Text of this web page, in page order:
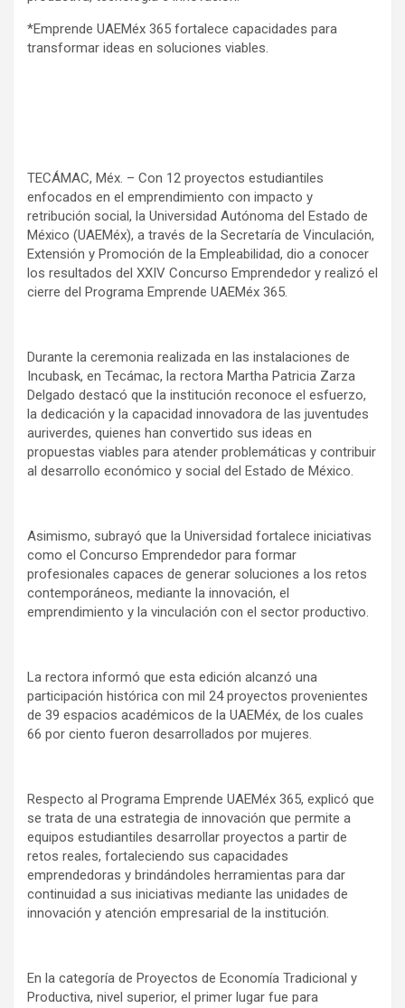
*Emprende UAEMéx 365 fortalece capacidades para
transformar ideas en soluciones viables.
TECÁMAC, Méx. – Con 12 proyectos estudiantiles
enfocados en el emprendimiento con impacto y
retribución social, la Universidad Autónoma del Estado de
México (UAEMéx), a través de la Secretaría de Vinculación,
Extensión y Promoción de la Empleabilidad, dio a conocer
los resultados del XXIV Concurso Emprendedor y realizó el
cierre del Programa Emprende UAEMéx 365.
Durante la ceremonia realizada en las instalaciones de
Incubask, en Tecámac, la rectora Martha Patricia Zarza
Delgado destacó que la institución reconoce el esfuerzo,
la dedicación y la capacidad innovadora de las juventudes
auriverdes, quienes han convertido sus ideas en
propuestas viables para atender problemáticas y contribuir
al desarrollo económico y social del Estado de México.
Asimismo, subrayó que la Universidad fortalece iniciativas
como el Concurso Emprendedor para formar
profesionales capaces de generar soluciones a los retos
contemporáneos, mediante la innovación, el
emprendimiento y la vinculación con el sector productivo.
La rectora informó que esta edición alcanzó una
participación histórica con mil 24 proyectos provenientes
de 39 espacios académicos de la UAEMéx, de los cuales
66 por ciento fueron desarrollados por mujeres.
Respecto al Programa Emprende UAEMéx 365, explicó que
se trata de una estrategia de innovación que permite a
equipos estudiantiles desarrollar proyectos a partir de
retos reales, fortaleciendo sus capacidades
emprendedoras y brindándoles herramientas para dar
continuidad a sus iniciativas mediante las unidades de
innovación y atención empresarial de la institución.
En la categoría de Proyectos de Economía Tradicional y
Productiva, nivel superior, el primer lugar fue para